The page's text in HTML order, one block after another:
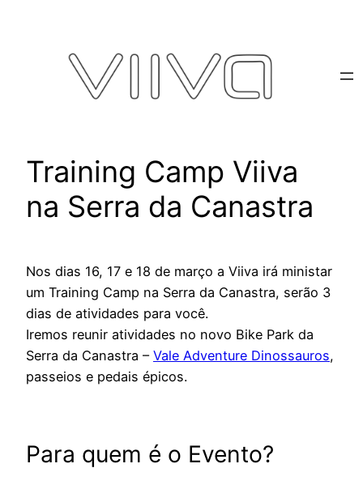
Training Camp Viiva
na Serra da Canastra
Nos dias 16, 17 e 18 de março a Viiva irá ministar
um Training Camp na Serra da Canastra, serão 3
dias de atividades para você.
Iremos reunir atividades no novo Bike Park da
Serra da Canastra – Vale Adventure Dinossauros,
passeios e pedais épicos.
Para quem é o Evento?